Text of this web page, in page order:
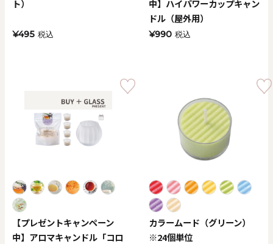
ト）
¥495 税込
中】ハイパワーカップキャン
ドル（屋外用）
¥990 税込
【プレゼントキャンペーン
中】アロマキャンドル「コロ
カラームード（グリーン）
※24個単位